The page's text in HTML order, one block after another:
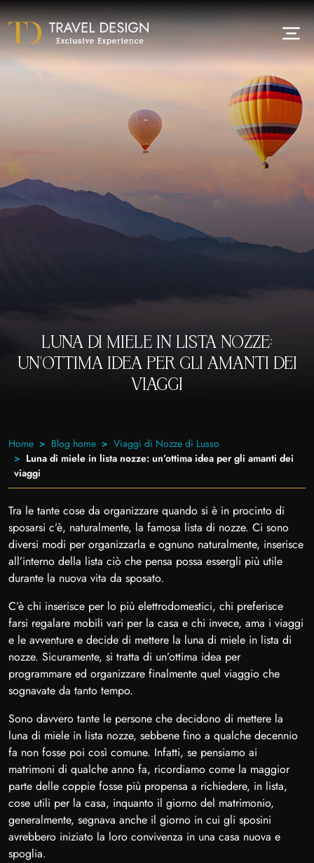
LUNA DI MIELE IN LISTA NOZZE:
UN’OTTIMA IDEA PER GLI AMANTI DEI
VIAGGI
Home Blog home
Viaggi di Nozze di Lusso
Luna di miele in lista nozze: un’ottima idea per gli amanti dei
viaggi
Tra le tante cose da organizzare quando si è in procinto di
sposarsi c’è, naturalmente, la famosa lista di nozze. Ci sono
diversi modi per organizzarla e ognuno naturalmente, inserisce
all’interno della lista ciò che pensa possa essergli più utile
durante la nuova vita da sposato.
C’è chi inserisce per lo più elettrodomestici, chi preferisce
farsi regalare mobili vari per la casa e chi invece, ama i viaggi
e le avventure e decide di mettere la luna di miele in lista di
nozze. Sicuramente, si tratta di un’ottima idea per
programmare ed organizzare finalmente quel viaggio che
sognavate da tanto tempo.
Sono davvero tante le persone che decidono di mettere la
luna di miele in lista nozze, sebbene fino a qualche decennio
fa non fosse poi così comune. Infatti, se pensiamo ai
matrimoni di qualche anno fa, ricordiamo come la maggior
parte delle coppie fosse più propensa a richiedere, in lista,
cose utili per la casa, inquanto il giorno del matrimonio,
generalmente, segnava anche il giorno in cui gli sposini
avrebbero iniziato la loro convivenza in una casa nuova e
spoglia.